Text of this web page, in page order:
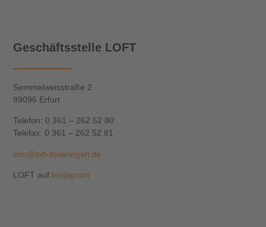
Geschäftsstelle LOFT
Semmelweisstraße 2
99096 Erfurt
Telefon: 0 361 – 262 52 80
Telefax: 0 361 – 262 52 81
info@loft-thueringen.de
LOFT auf Instagram